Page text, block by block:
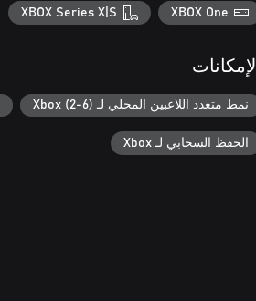
XBOX One
XBOX Series X|S
الإمكانات
نمط متعدد اللاعبين المحلي لـ Xbox (2-6)
الحفظ السحابي لـ Xbox